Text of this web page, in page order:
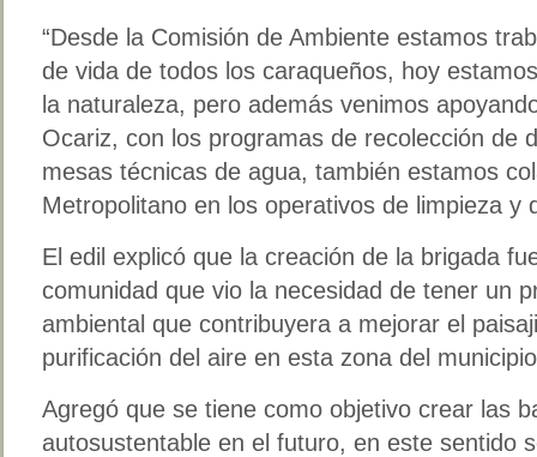
“Desde la Comisión de Ambiente estamos
de vida de todos los caraqueños, hoy
la naturaleza, pero además venimos
Ocariz, con los programas de recolección de
mesas técnicas de agua, también estamos
Metropolitano en los operativos de limpieza y
El edil explicó que la creación de la brigada
comunidad que vio la necesidad de tener un
ambiental que contribuyera a mejorar el
purificación del aire en esta zona del
Agregó que se tiene como objetivo crear las
autosustentable en el futuro, en este sentido